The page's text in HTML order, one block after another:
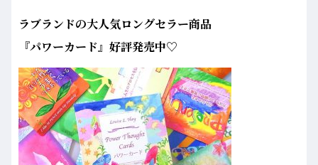
ラブランドの大人気ロングセラー商品
『パワーカード』好評発売中♡